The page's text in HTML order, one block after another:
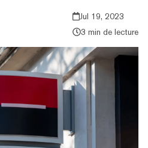
Jul 19, 2023
3 min de lecture